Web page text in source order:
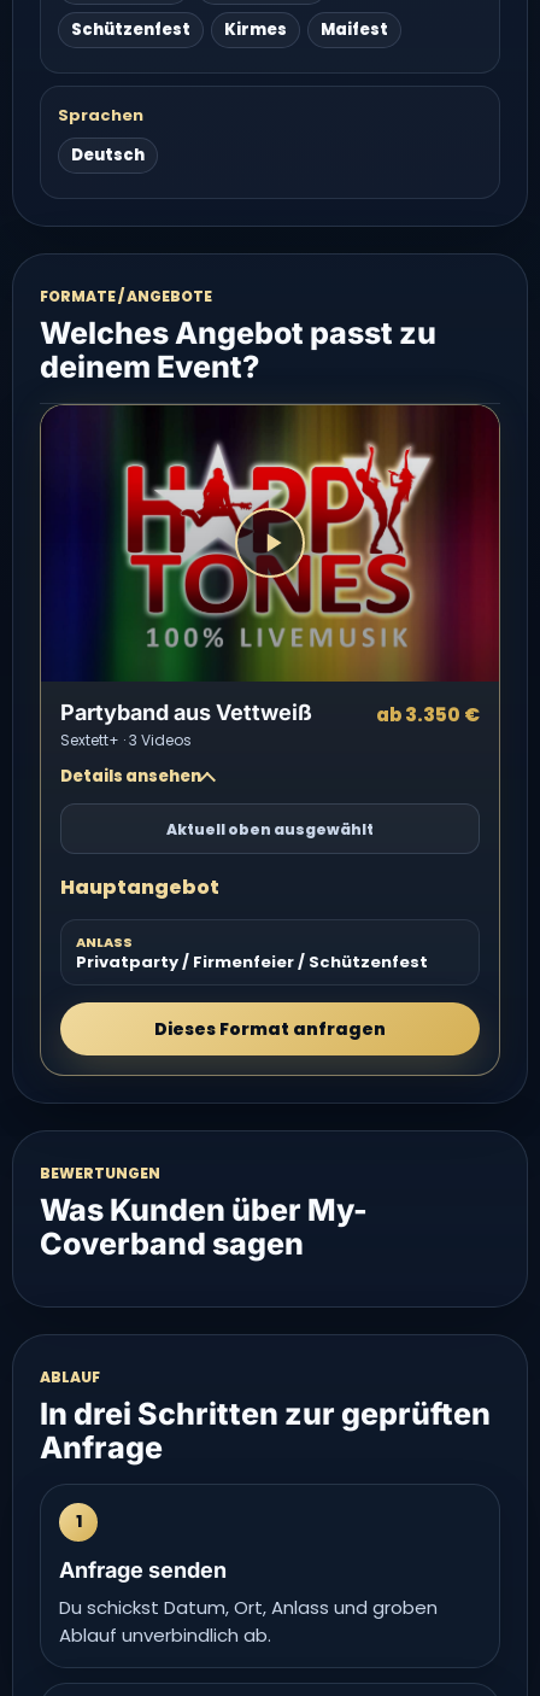
Schützenfest
Kirmes Maifest
Sprachen
Deutsch
FORMATE / ANGEBOTE
Welches Angebot passt zu
deinem Event?
Partyband aus Vettweiß
Sextett+ · 3 Videos
ab 3.350 €
Details ansehen
Aktuell oben ausgewählt
Hauptangebot
ANLASS
Privatparty / Firmenfeier / Schützenfest
Dieses Format anfragen
BEWERTUNGEN
Was Kunden über My-
Coverband sagen
ABLAUF
In drei Schritten zur geprüften
Anfrage
1
Anfrage senden
Du schickst Datum, Ort, Anlass und groben
Ablauf unverbindlich ab.